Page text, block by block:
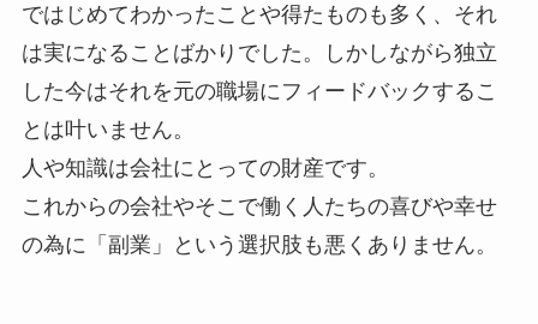
ではじめてわかったことや得たものも多く、それ
は実になることばかりでした。しかしながら独立
した今はそれを元の職場にフィードバックするこ
とは叶いません。
人や知識は会社にとっての財産です。
これからの会社やそこで働く人たちの喜びや幸せ
の為に「副業」という選択肢も悪くありません。